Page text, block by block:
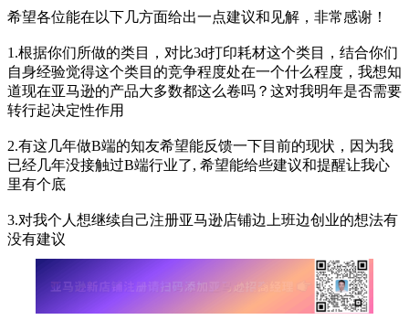
希望各位能在以下几方面给出一点建议和见解，非常感谢！
1.根据你们所做的类目，对比3d打印耗材这个类目，结合你们
自身经验觉得这个类目的竞争程度处在一个什么程度，我想知
道现在亚马逊的产品大多数都这么卷吗？这对我明年是否需要
转行起决定性作用
2.有这几年做B端的知友希望能反馈一下目前的现状，因为我
已经几年没接触过B端行业了, 希望能给些建议和提醒让我心
里有个底
3.对我个人想继续自己注册亚马逊店铺边上班边创业的想法有
没有建议